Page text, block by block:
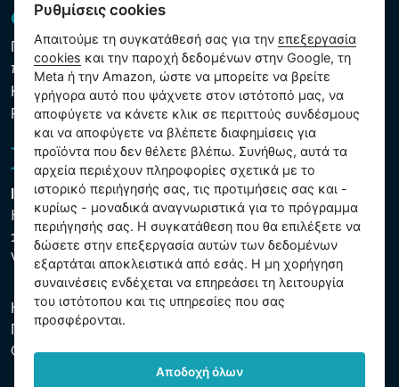
GDPR και Cookies
Πολιτική προστασίας προσωπικών και λοιπών δεδομένων
που υποβάλλονται σε επεξεργασία
Κανόνες χρήσης των αρχείων cookie
Ρυθμίσεις cookies
Intex Trading, s.r.o.
Hradecká 2526/3
130 00 Praha 3
Vinohrady - Česká republika
Η εταιρεία είναι εγγεγραμμένη στο Δημοτικό Δικαστήριο της
Πράγας, μέρος C, αύξ. αριθ. 74759. ΑΜΕ 26150808, ΑΦΜ
CZ26150808.
Ρυθμίσεις cookies
Απαιτούμε τη συγκατάθεσή σας για τηνεπεξεργασία
cookies και την παροχή δεδομένων στην Google, τη
Meta ή την Amazon, ώστε να μπορείτε να βρείτε
γρήγορα αυτό που ψάχνετε στον ιστότοπό μας, να
αποφύγετε να κάνετε κλικ σε περιττούς συνδέσμους
και να αποφύγετε να βλέπετε διαφημίσεις για
προϊόντα που δεν θέλετε βλέπω. Συνήθως, αυτά τα
αρχεία περιέχουν πληροφορίες σχετικά με το
ιστορικό περιήγησής σας, τις προτιμήσεις σας και -
κυρίως - μοναδικά αναγνωριστικά για το πρόγραμμα
περιήγησής σας. Η συγκατάθεση που θα επιλέξετε να
δώσετε στην επεξεργασία αυτών των δεδομένων
εξαρτάται αποκλειστικά από εσάς. Η μη χορήγηση
συναινέσεις ενδέχεται να επηρεάσει τη λειτουργία
του ιστότοπου και τις υπηρεσίες που σας
προσφέρονται.
Αποδοχή όλων